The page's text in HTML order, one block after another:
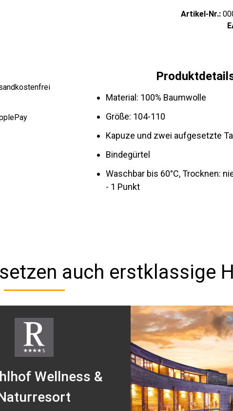
Artikel-Nr.:
Material: 100% Baumwolle
Größe: 104-110
Kapuze und zwei aufgesetzte
Bindegürtel
Waschbar bis 60°C, Trocknen:
- 1 Punkt
auch erstklassige
Wellness &